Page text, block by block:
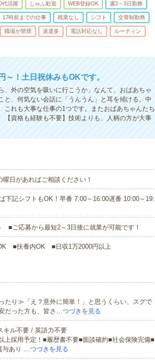
代活躍 しゅふ歓迎 WEB登録OK 週2～3日勤務
17時前までの仕事 残業なし シフト 交替制勤務
職場が禁煙 派遣多 電話対応なし ルーティン
！土日祝休みもOKです。
、外の空気を吸いに行こうか」なんて、おばあちゃ
、何気ない会話に「うんうん」と耳を傾ける。中
れも大事な仕事の1つです。またおばあちゃんたち
資格も経験も不要】技術よりも、人柄の方が大事
日があればご相談ください！
下記シフトもOK！早番 7:00～16:00遅番 10:00～19:
■ご応募から最短2～3日後に就業が可能です！
■扶養内OK ■日収1万2000円以上
たり≫「え？意外に簡単！」と思うくらい、スグで
だった方も、皆さ…つづきを見る
キル不要 / 英語力不要
上採用予定！■履歴書不要■面談確約■社会保険完備■
与あり …つづきを見る